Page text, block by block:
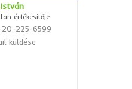
értékesítője
20-225-6599
küldése